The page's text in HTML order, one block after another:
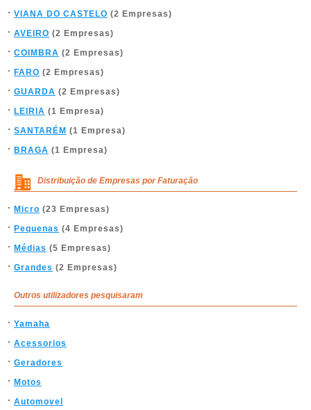
VIANA DO CASTELO (2 Empresas)
AVEIRO (2 Empresas)
COIMBRA (2 Empresas)
FARO (2 Empresas)
GUARDA (2 Empresas)
LEIRIA (1 Empresa)
SANTARÉM (1 Empresa)
BRAGA (1 Empresa)
Distribuição de Empresas por Faturação
Micro (23 Empresas)
Pequenas (4 Empresas)
Médias (5 Empresas)
Grandes (2 Empresas)
Outros utilizadores pesquisaram
Yamaha
Acessorios
Geradores
Motos
Automovel